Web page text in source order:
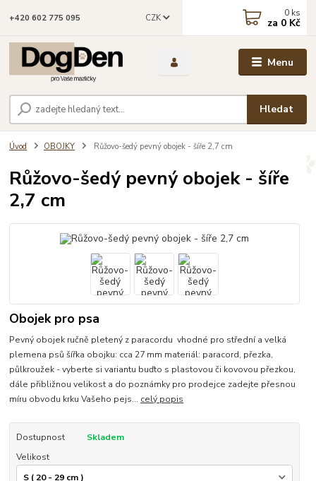
Menu
CZK
Hledat
+420 602 775 095 0 ks
za 0 Kč
Úvod OBOJKY Růžovo-šedý pevný obojek - šíře 2,7 cm
Růžovo-šedý pevný obojek - šíře
2,7 cm
Obojek pro psa
Pevný obojek ručně pletený z paracordu vhodné pro střední a velká
plemena psů šířka obojku: cca 27 mm materiál: paracord, přezka,
půlkroužek - vyberte si variantu buďto s plastovou či kovovou přezkou,
dále přibližnou velikost a do poznámky pro prodejce zadejte přesnou
míru obvodu krku Vašeho pejs... celý popis
Dostupnost
Skladem
Velikost